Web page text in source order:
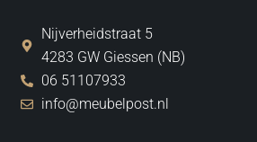
Nijverheidstraat 5
4283 GW Giessen (NB)
06 51107933
info@meubelpost.nl